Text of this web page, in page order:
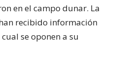
en el campo dunar. La
recibido información
se oponen a su